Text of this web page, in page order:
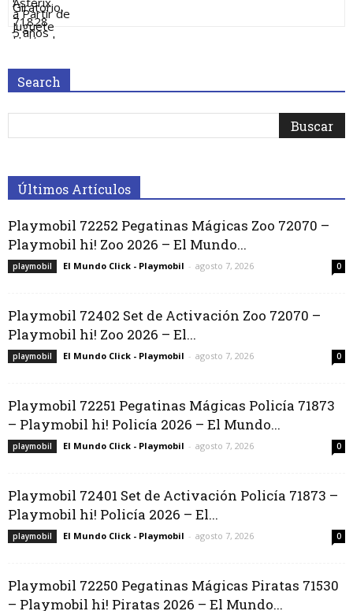
Search
Últimos Artículos
Playmobil 72252 Pegatinas Mágicas Zoo 72070 –
Playmobil hi! Zoo 2026 – El Mundo...
playmobil El Mundo Click - Playmobil - agosto 7, 2026 0
Playmobil 72402 Set de Activación Zoo 72070 –
Playmobil hi! Zoo 2026 – El...
playmobil El Mundo Click - Playmobil - agosto 7, 2026 0
Playmobil 72251 Pegatinas Mágicas Policía 71873
– Playmobil hi! Policía 2026 – El Mundo...
playmobil El Mundo Click - Playmobil - agosto 7, 2026 0
Playmobil 72401 Set de Activación Policía 71873 –
Playmobil hi! Policía 2026 – El...
playmobil El Mundo Click - Playmobil - agosto 7, 2026 0
Playmobil 72250 Pegatinas Mágicas Piratas 71530
– Playmobil hi! Piratas 2026 – El Mundo...